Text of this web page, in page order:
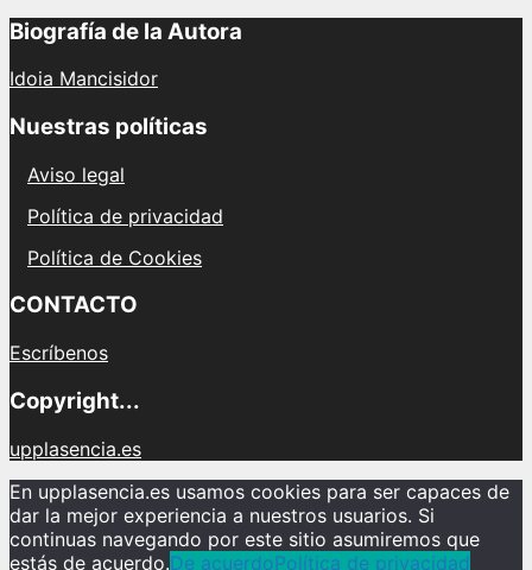
Biografía de la Autora
Idoia Mancisidor
Nuestras políticas
Aviso legal
Política de privacidad
Política de Cookies
CONTACTO
Escríbenos
Copyright...
upplasencia.es
En upplasencia.es usamos cookies para ser capaces de
dar la mejor experiencia a nuestros usuarios. Si
continuas navegando por este sitio asumiremos que
estás de acuerdo.De acuerdoPolítica de privacidad